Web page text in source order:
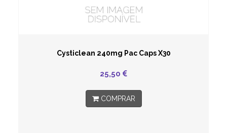
Cysticlean 240mg Pac Caps X30
25,50
COMPRAR